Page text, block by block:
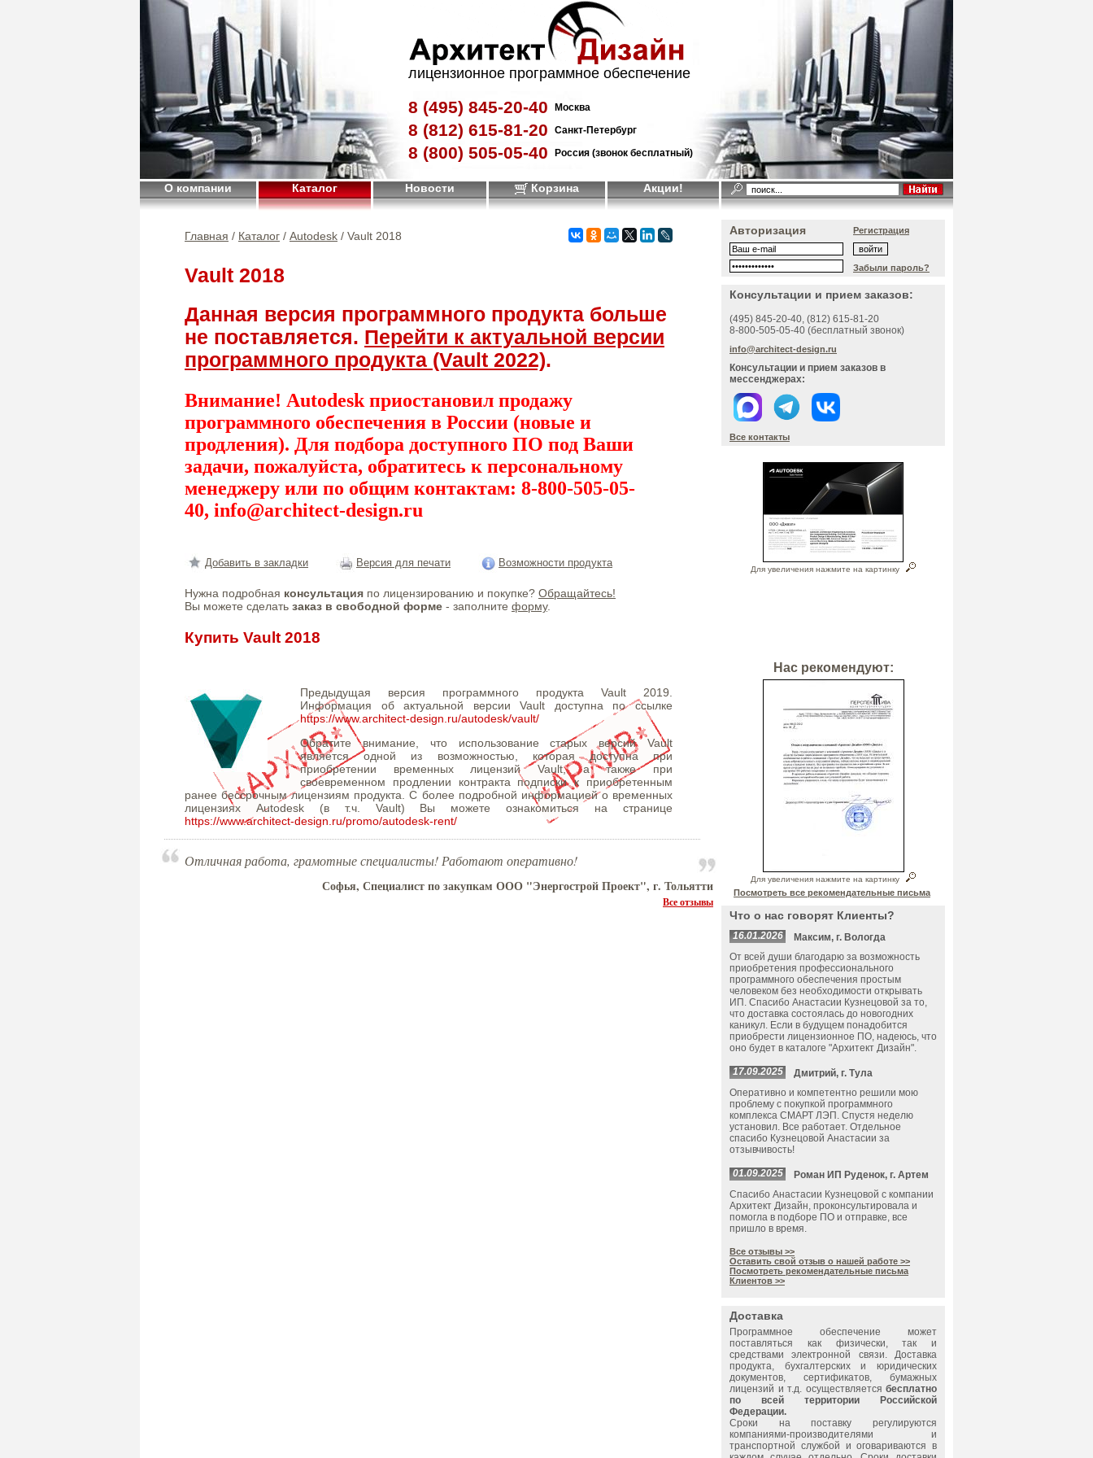
лицензионное программное обеспечение
8 (495) 845-20-40 Москва
8 (812) 615-81-20 Санкт-Петербург
8 (800) 505-05-40 Россия (звонок бесплатный)
О компании Каталог Новости Корзина Акции!
Главная / Каталог / Autodesk / Vault 2018
Vault 2018
Данная версия программного продукта больше
не поставляется. Перейти к актуальной версии
программного продукта (Vault 2022).
Внимание! Autodesk приостановил продажу
программного обеспечения в России (новые и
продления). Для подбора доступного ПО под Ваши
задачи, пожалуйста, обратитесь к персональному
менеджеру или по общим контактам: 8-800-505-05-
40, info@architect-design.ru
Добавить в закладки Версия для печати Возможности продукта
Нужна подробная консультация по лицензированию и покупке? Обращайтесь!
Вы можете сделать заказ в свободной форме - заполните форму.
Купить Vault 2018
Предыдущая версия программного продукта Vault 2019.
Информация об актуальной версии Vault доступна по ссылке
https://www.architect-design.ru/autodesk/vault/
Обратите внимание, что использование старых версий Vault
является одной из возможностью, которая доступна при
приобретении временных лицензий Vault, а также при
своевременном продлении контракта подписки к приобретенным
ранее бессрочным лицензиям продукта. С более подробной информацией о временных
лицензиях Autodesk (в т.ч. Vault) Вы можете ознакомиться на странице
https://www.architect-design.ru/promo/autodesk-rent/
Отличная работа, грамотные специалисты! Работают оперативно!
Софья, Специалист по закупкам ООО "Энергострой Проект", г. Тольятти
Все отзывы
Авторизация Регистрация
Забыли пароль?
Консультации и прием заказов:
(495) 845-20-40, (812) 615-81-20
8-800-505-05-40 (бесплатный звонок)
info@architect-design.ru
Консультации и прием заказов в
мессенджерах:
Все контакты
Для увеличения нажмите на картинку
Нас рекомендуют:
Для увеличения нажмите на картинку
Посмотреть все рекомендательные письма
Что о нас говорят Клиенты?
16.01.2026
Максим, г. Вологда
От всей души благодарю за возможность
приобретения профессионального
программного обеспечения простым
человеком без необходимости открывать
ИП. Спасибо Анастасии Кузнецовой за то,
что доставка состоялась до новогодних
каникул. Если в будущем понадобится
приобрести лицензионное ПО, надеюсь, что
оно будет в каталоге "Архитект Дизайн".
17.09.2025
Дмитрий, г. Тула
Оперативно и компетентно решили мою
проблему с покупкой программного
комплекса СМАРТ ЛЭП. Спустя неделю
установил. Все работает. Отдельное
спасибо Кузнецовой Анастасии за
отзывчивость!
01.09.2025
Роман ИП Руденок, г. Артем
Спасибо Анастасии Кузнецовой с компании
Архитект Дизайн, проконсультировала и
помогла в подборе ПО и отправке, все
пришло в время.
Все отзывы >>
Оставить свой отзыв о нашей работе >>
Посмотреть рекомендательные письма
Клиентов >>
Доставка
Программное обеспечение может
поставляться как физически, так и
средствами электронной связи. Доставка
продукта, бухгалтерских и юридических
документов, сертификатов, бумажных
лицензий и т.д. осуществляется бесплатно
по всей территории Российской
Федерации.
Сроки на поставку регулируются
компаниями-производителями и
транспортной службой и оговариваются в